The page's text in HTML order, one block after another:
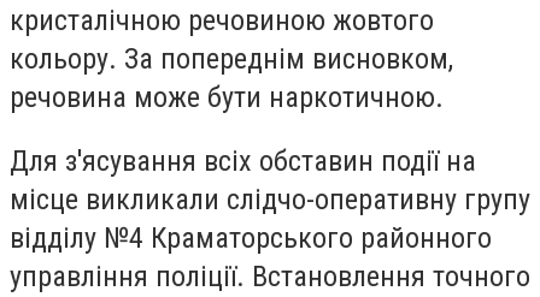
кристалічною речовиною жовтого
кольору. За попереднім висновком,
речовина може бути наркотичною.
Для з'ясування всіх обставин події на
місце викликали слідчо-оперативну групу
відділу №4 Краматорського районного
управління поліції. Встановлення точного